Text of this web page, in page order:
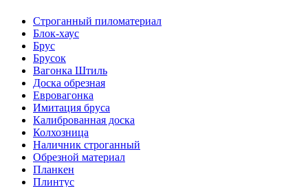
Cтроганный пиломатериал
Блок-хаус
Брус
Брусок
Вагонка Штиль
Доска обрезная
Евровагонка
Имитация бруса
Калиброванная доска
Колхозница
Наличник строганный
Обрезной материал
Планкен
Плинтус